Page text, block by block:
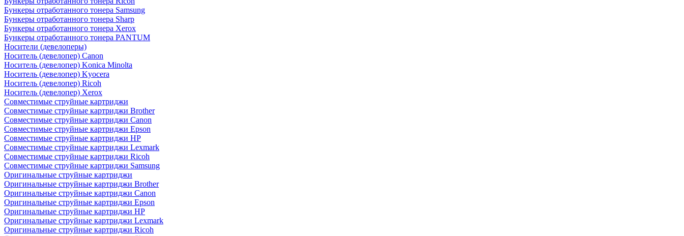
Бункеры отработанного тонера Samsung
Бункеры отработанного тонера Sharp
Бункеры отработанного тонера Xerox
Бункеры отработанного тонера PANTUM
Носители (девелоперы)
Носитель (девелопер) Canon
Носитель (девелопер) Konica Minolta
Носитель (девелопер) Kyocera
Носитель (девелопер) Ricoh
Носитель (девелопер) Xerox
Совместимые струйные картриджи
Совместимые струйные картриджи Brother
Совместимые струйные картриджи Canon
Совместимые струйные картриджи Epson
Совместимые струйные картриджи HP
Совместимые струйные картриджи Lexmark
Совместимые струйные картриджи Ricoh
Совместимые струйные картриджи Samsung
Оригинальные струйные картриджи
Оригинальные струйные картриджи Brother
Оригинальные струйные картриджи Canon
Оригинальные струйные картриджи Epson
Оригинальные струйные картриджи HP
Оригинальные струйные картриджи Lexmark
Оригинальные струйные картриджи Ricoh